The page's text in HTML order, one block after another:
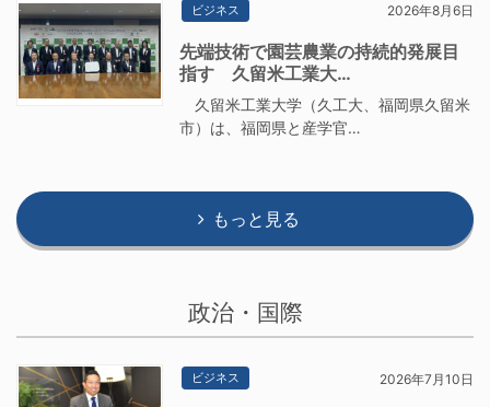
ビジネス 2026年8月6日
先端技術で園芸農業の持続的発展目
指す 久留米工業大…
久留米工業大学（久工大、福岡県久留米
市）は、福岡県と産学官…
もっと見る
政治・国際
ビジネス 2026年7月10日